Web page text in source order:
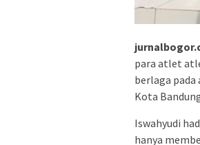
para atlet
berlaga pada
Kota
Iswahyudi
hanya